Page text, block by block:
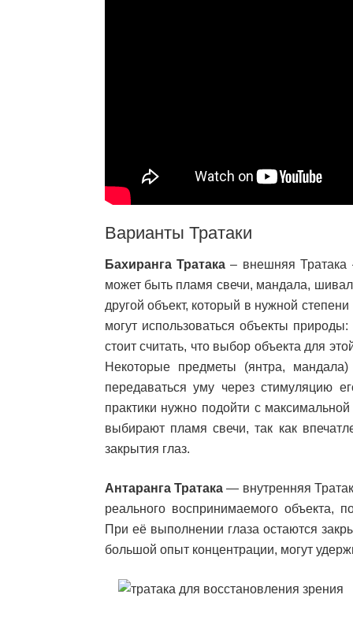
Варианты Тратаки
Бахиранга Тратака– внешняя Тратака
может быть пламя свечи, мандала,
другой объект, который в нужной
могут использоваться объекты
стоит считать, что выбор объекта для
Некоторые предметы (янтра,
передаваться уму через стимуляцию
практики нужно подойти с
выбирают пламя свечи, так как
закрытия глаз.
Антаранга Тратака— внутренняя
реального воспринимаемого объекта,
При её выполнении глаза остаются
большой опыт концентрации, могут